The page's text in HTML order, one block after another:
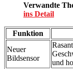
Verwandte
ins Detail
Funktion
Neuer
Bildsensor
und